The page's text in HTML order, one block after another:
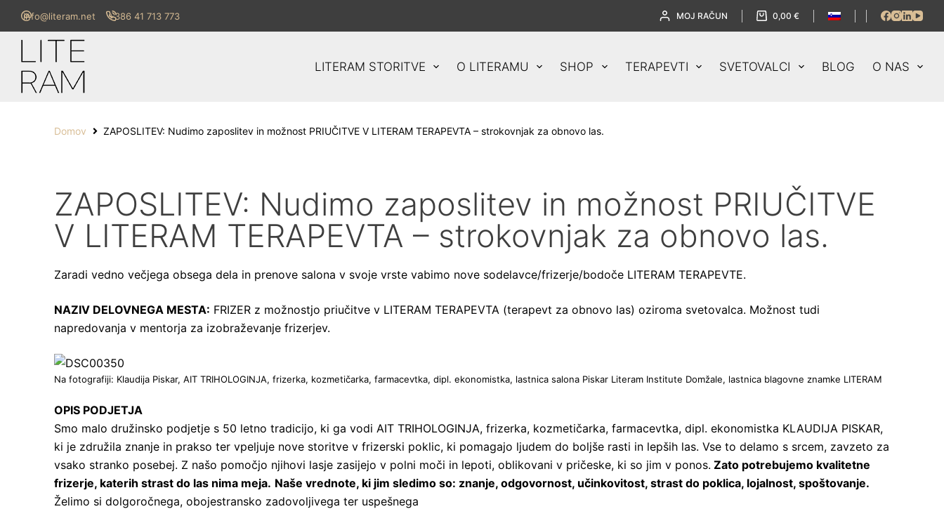
info@literam.net +386 41 713 773 MOJ RAČUN 0,00 €
LITERAM STORITVE O LITERAMU SHOP TERAPEVTI SVETOVALCI BLOG O NAS
Domov ZAPOSLITEV: Nudimo zaposlitev in možnost PRIUČITVE V LITERAM TERAPEVTA – strokovnjak za obnovo las.
ZAPOSLITEV: Nudimo zaposlitev in možnost PRIUČITVE
V LITERAM TERAPEVTA – strokovnjak za obnovo las.
Zaradi vedno večjega obsega dela in prenove salona v svoje vrste vabimo nove sodelavce/frizerje/bodoče LITERAM TERAPEVTE.
NAZIV DELOVNEGA MESTA: FRIZER z možnostjo priučitve v LITERAM TERAPEVTA (terapevt za obnovo las) oziroma svetovalca. Možnost tudi
napredovanja v mentorja za izobraževanje frizerjev.
Na fotografiji: Klaudija Piskar, AIT TRIHOLOGINJA, frizerka, kozmetičarka, farmacevtka, dipl. ekonomistka, lastnica salona Piskar Literam Institute Domžale, lastnica blagovne znamke LITERAM
OPIS PODJETJA
Smo malo družinsko podjetje s 50 letno tradicijo, ki ga vodi AIT TRIHOLOGINJA, frizerka, kozmetičarka, farmacevtka, dipl. ekonomistka KLAUDIJA PISKAR,
ki je združila znanje in prakso ter vpeljuje nove storitve v frizerski poklic, ki pomagajo ljudem do boljše rasti in lepših las. Vse to delamo s srcem, zavzeto za
vsako stranko posebej. Z našo pomočjo njihovi lasje zasijejo v polni moči in lepoti, oblikovani v pričeske, ki so jim v ponos. Zato potrebujemo kvalitetne
frizerje, katerih strast do las nima meja. Naše vrednote, ki jim sledimo so: znanje, odgovornost, učinkovitost, strast do poklica, lojalnost, spoštovanje.
Želimo si dolgoročnega, obojestransko zadovoljivega ter uspešnega